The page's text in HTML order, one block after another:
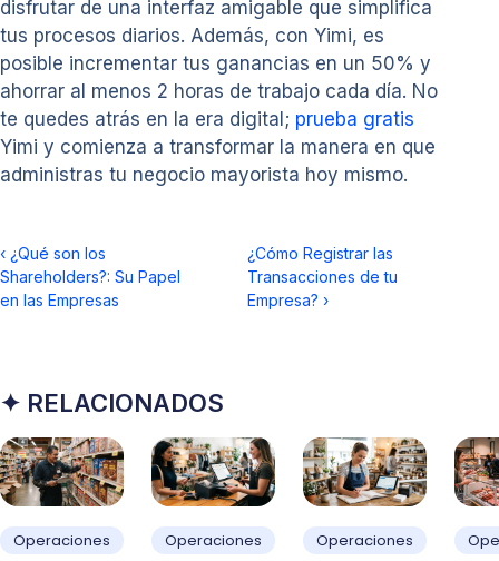
disfrutar de una interfaz amigable que simplifica
tus procesos diarios. Además, con Yimi, es
posible incrementar tus ganancias en un 50% y
ahorrar al menos 2 horas de trabajo cada día. No
te quedes atrás en la era digital; prueba gratis
Yimi y comienza a transformar la manera en que
administras tu negocio mayorista hoy mismo.
‹ ¿Qué son los
Shareholders?: Su Papel
en las Empresas
¿Cómo Registrar las
Transacciones de tu
Empresa? ›
✦ RELACIONADOS
Operaciones Operaciones Operaciones